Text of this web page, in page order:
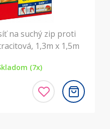
na suchý zip proti
1,3m x 1,5m
(7x)